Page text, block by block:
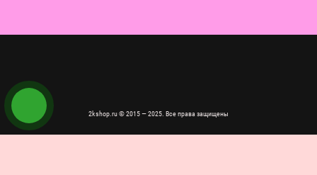
2kshop.ru © 2015 — 2025. Все права защищены